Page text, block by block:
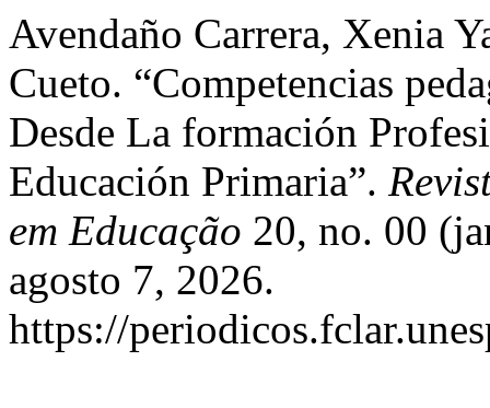
Avendaño Carrera, Xenia
Cueto. “Competencias
Desde La formación
Educación Primaria”.
em Educação 20, no. 00
agosto 7, 2026.
https://